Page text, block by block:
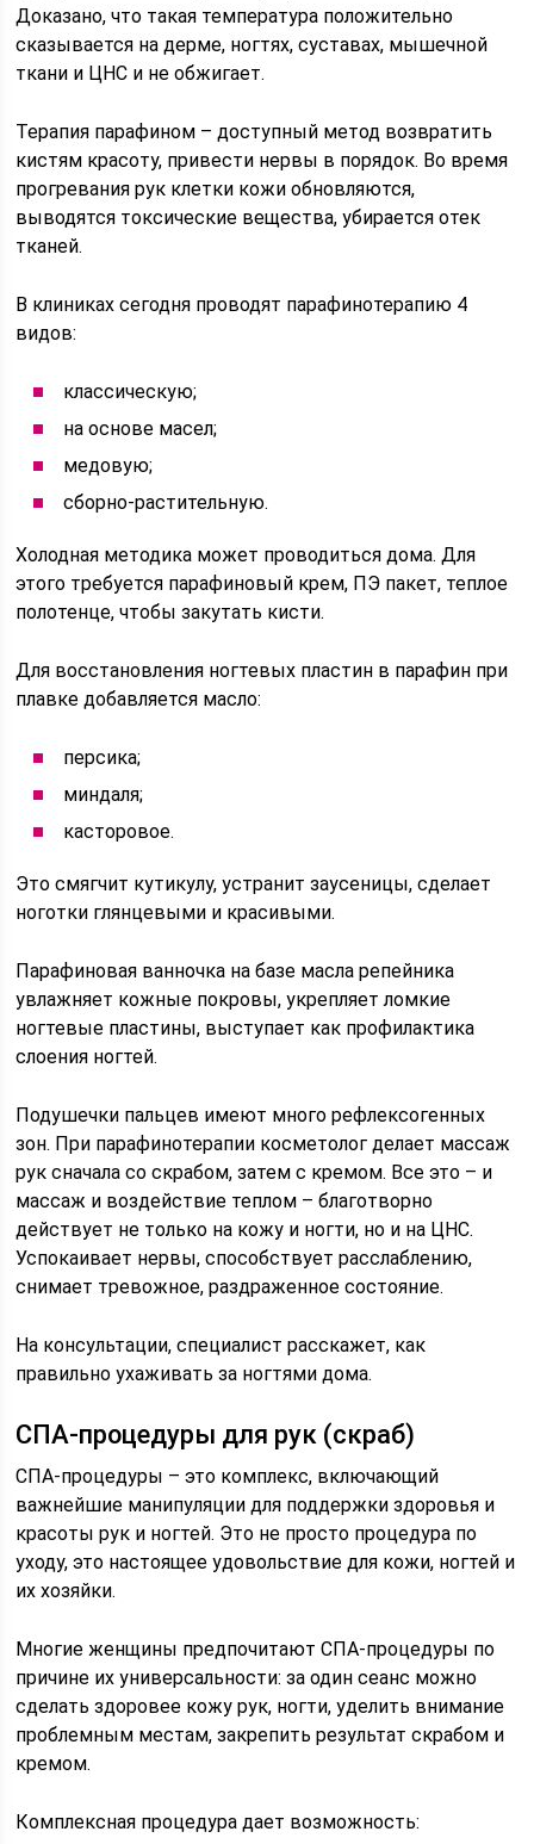
Доказано, что такая температура положительно
сказывается на дерме, ногтях, суставах, мышечной
ткани и ЦНС и не обжигает.
Терапия парафином – доступный метод возвратить
кистям красоту, привести нервы в порядок. Во время
прогревания рук клетки кожи обновляются,
выводятся токсические вещества, убирается отек
тканей.
В клиниках сегодня проводят парафинотерапию 4
видов:
классическую;
на основе масел;
медовую;
сборно-растительную.
Холодная методика может проводиться дома. Для
этого требуется парафиновый крем, ПЭ пакет, теплое
полотенце, чтобы закутать кисти.
Для восстановления ногтевых пластин в парафин при
плавке добавляется масло:
персика;
миндаля;
касторовое.
Это смягчит кутикулу, устранит заусеницы, сделает
ноготки глянцевыми и красивыми.
Парафиновая ванночка на базе масла репейника
увлажняет кожные покровы, укрепляет ломкие
ногтевые пластины, выступает как профилактика
слоения ногтей.
Подушечки пальцев имеют много рефлексогенных
зон. При парафинотерапии косметолог делает массаж
рук сначала со скрабом, затем с кремом. Все это – и
массаж и воздействие теплом – благотворно
действует не только на кожу и ногти, но и на ЦНС.
Успокаивает нервы, способствует расслаблению,
снимает тревожное, раздраженное состояние.
На консультации, специалист расскажет, как
правильно ухаживать за ногтями дома.
СПА-процедуры для рук (скраб)
СПА-процедуры – это комплекс, включающий
важнейшие манипуляции для поддержки здоровья и
красоты рук и ногтей. Это не просто процедура по
уходу, это настоящее удовольствие для кожи, ногтей и
их хозяйки.
Многие женщины предпочитают СПА-процедуры по
причине их универсальности: за один сеанс можно
сделать здоровее кожу рук, ногти, уделить внимание
проблемным местам, закрепить результат скрабом и
кремом.
Комплексная процедура дает возможность: